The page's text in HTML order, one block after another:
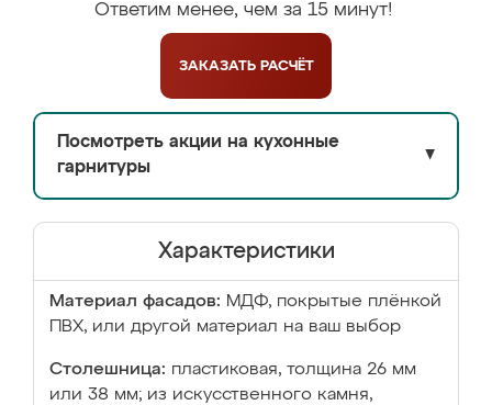
Ответим менее, чем за 15 минут!
ЗАКАЗАТЬ РАСЧЁТ
Посмотреть акции на кухонные
гарнитуры
▼
Характеристики
Материал фасадов: МДФ, покрытые плёнкой
ПВХ, или другой материал на ваш выбор
Столешница: пластиковая, толщина 26 мм
или 38 мм; из искусственного камня,